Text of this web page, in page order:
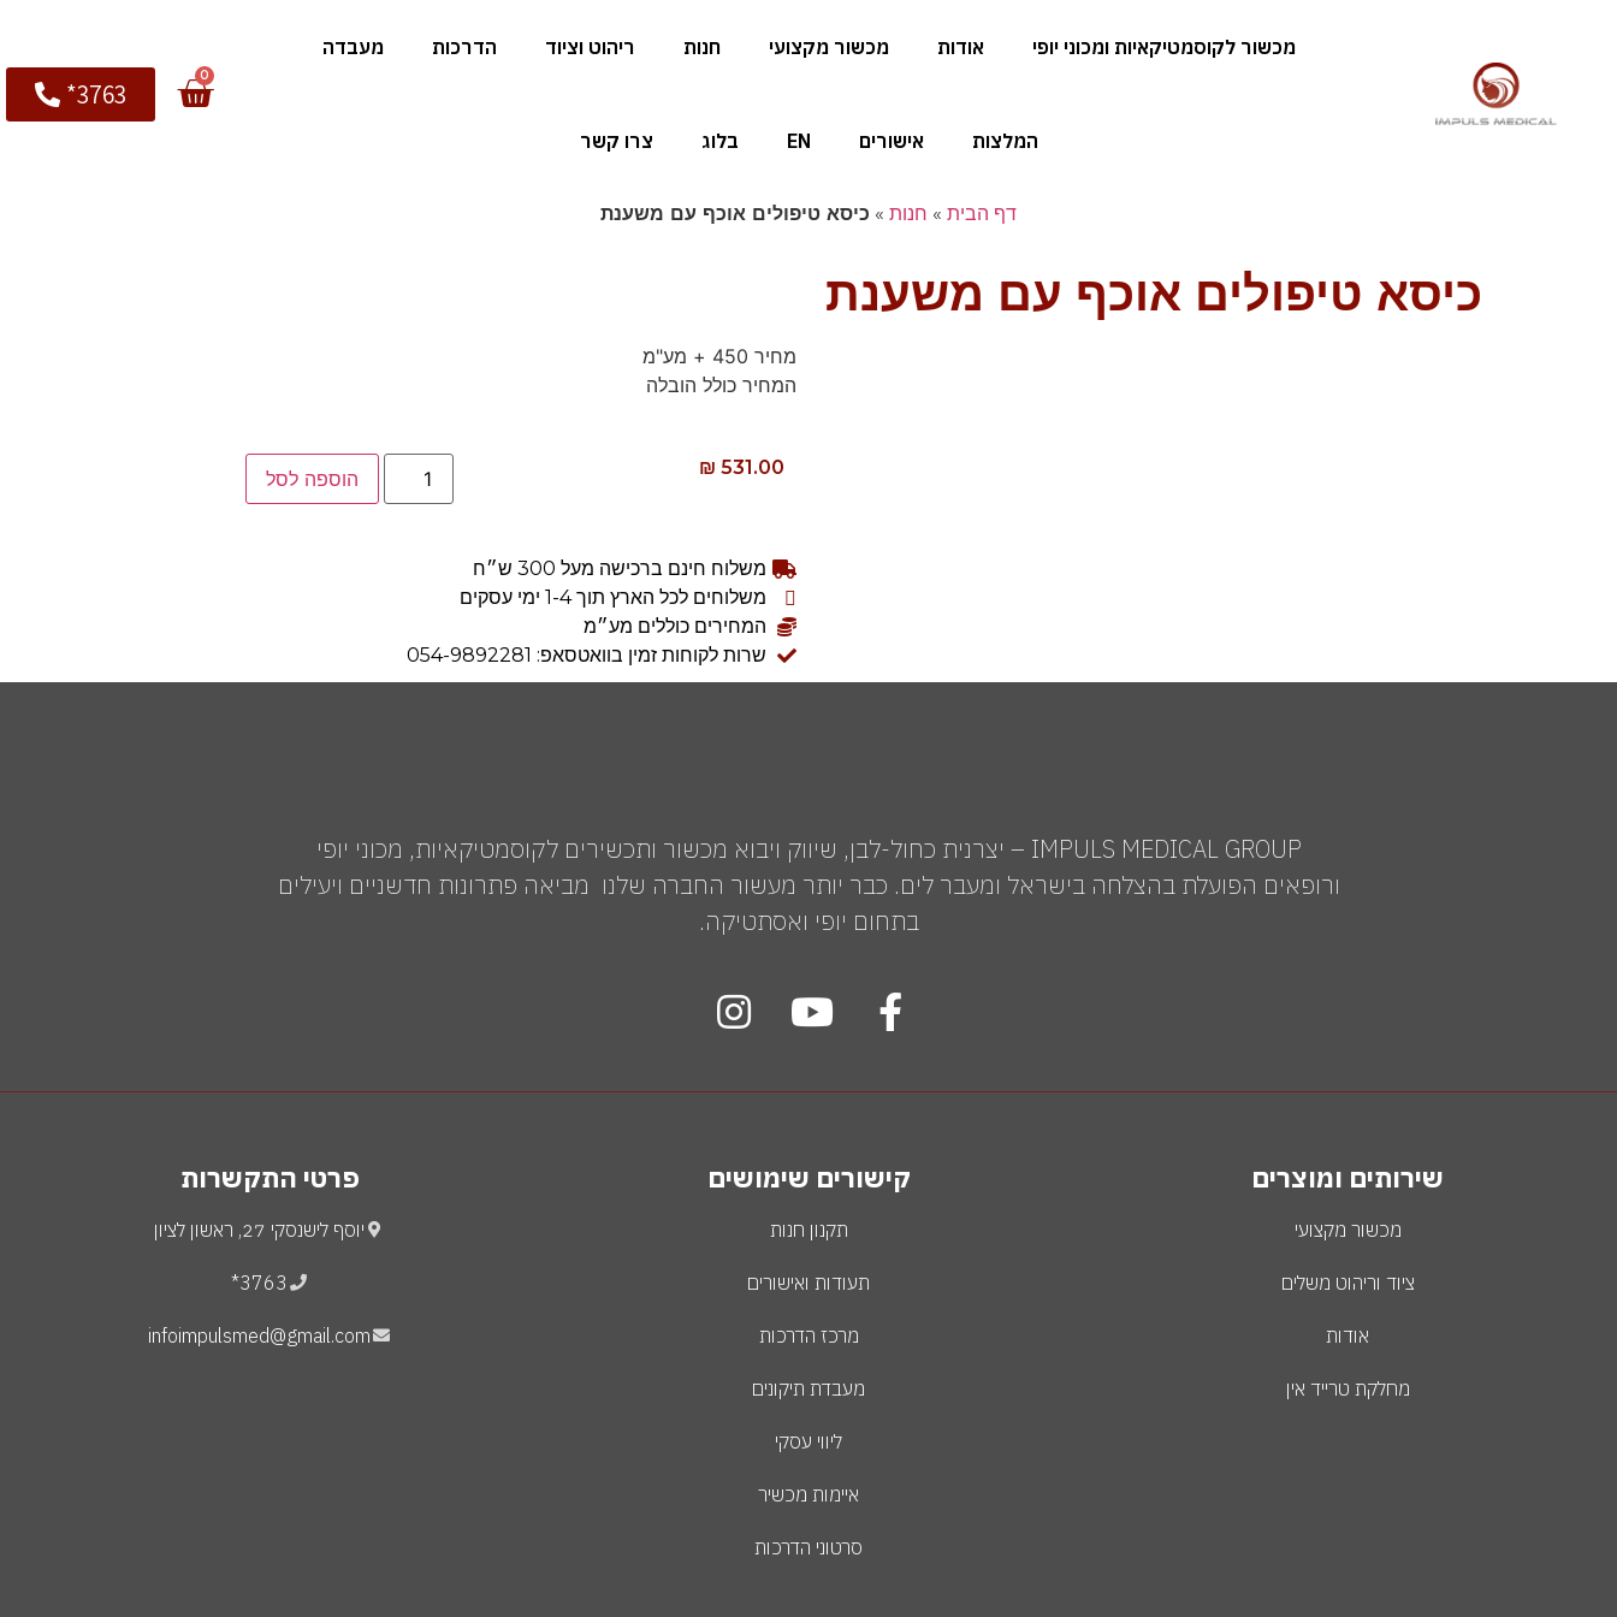
מכשור לקוסמטיקאיות ומכוני יופי אודות מכשור מקצועי חנות ריהוט וציוד הדרכות מעבדה
המלצות אישורים EN בלוג צרו קשר
0
3763*
דף הבית » חנות » כיסא טיפולים אוכף עם משענת
כיסא טיפולים אוכף עם משענת
מחיר 450 + מע"מ
המחיר כולל הובלה
₪ 531.00 הוספה לסל
משלוח חינם ברכישה מעל 300 ש״ח
משלוחים לכל הארץ תוך 1-4 ימי עסקים
המחירים כוללים מע״מ
שרות לקוחות זמין בוואטסאפ: 054-9892281
IMPULS MEDICAL GROUP – יצרנית כחול-לבן, שיווק ויבוא מכשור ותכשירים לקוסמטיקאיות, מכוני יופי
ורופאים הפועלת בהצלחה בישראל ומעבר לים. כבר יותר מעשור החברה שלנו מביאה פתרונות חדשניים ויעילים
בתחום יופי ואסתטיקה.
שירותים ומוצרים
מכשור מקצועי
ציוד וריהוט משלים
אודות
מחלקת טרייד אין
קישורים שימושים
תקנון חנות
תעודות ואישורים
מרכז הדרכות
מעבדת תיקונים
ליווי עסקי
איימות מכשיר
סרטוני הדרכות
פרטי התקשרות
יוסף לישנסקי 27, ראשון לציון
3763*
infoimpulsmed@gmail.com